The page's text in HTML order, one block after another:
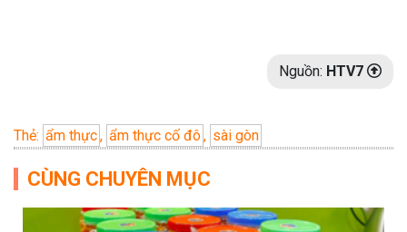
Nguồn: HTV7
Thẻ: ẩm thực, ẩm thực cố đô, sài gòn
CÙNG CHUYÊN MỤC